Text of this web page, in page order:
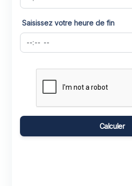
Saisissez votre heure de fin
Calculer